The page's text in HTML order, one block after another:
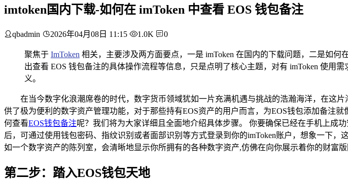
imtoken国内下载-如何在 imToken 中查看 EOS 钱包备注
qbadmin 2026年04月08日 11:15 1.0K 0
聚焦于 ImToken 相关，主要涉及两方面要点，一是 imToken 在国内的下载问题，二是如
出查看 EOS 钱包备注的具体操作流程等信息，只是点明了核心主题，对有 imToken 使用
义。
在当今数字化浪潮席卷的时代，数字货币领域犹如一片充满机遇与挑战的浩瀚海洋，在这
供了极为便利的数字资产管理功能，对于那些持有EOS资产的用户而言，为EOS钱包添加备注
何查看EOS钱包备注呢？我们将为大家详细且全面地介绍具体步骤。 你要确保已经在手机上成
后，可通过使用钱包密码、指纹识别或者面部识别等方式登录到你的imToken账户，想象一下
如一个数字资产的陈列室，会清晰地显示你所拥有的各种数字资产,仿佛在向你展示着你的财富版
第二步：踏入EOS钱包天地